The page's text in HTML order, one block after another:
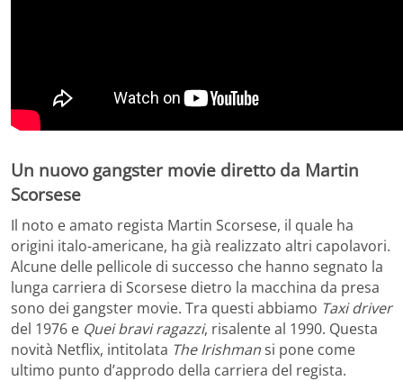
Un nuovo gangster movie diretto da Martin
Scorsese
Il noto e amato regista Martin Scorsese, il quale ha
origini italo-americane, ha già realizzato altri capolavori.
Alcune delle pellicole di successo che hanno segnato la
lunga carriera di Scorsese dietro la macchina da presa
sono dei gangster movie. Tra questi abbiamo Taxi driver
del 1976 e Quei bravi ragazzi, risalente al 1990. Questa
novità Netflix, intitolata The Irishmansi pone come
ultimo punto d’approdo della carriera del regista.